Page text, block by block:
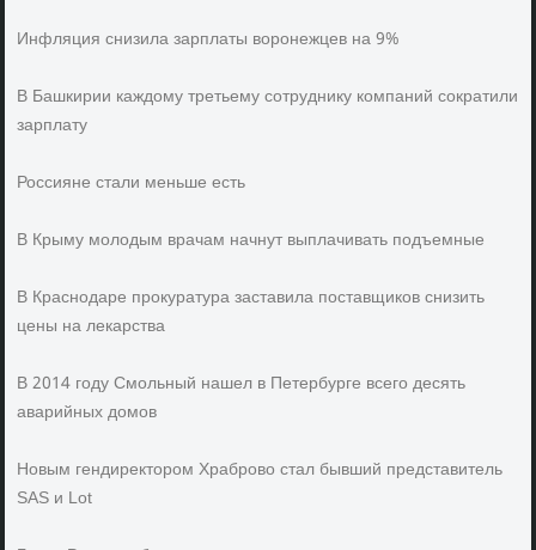
Инфляция снизила зарплаты воронежцев на 9%
В Башкирии каждому третьему сотруднику компаний сократили
зарплату
Россияне стали меньше есть
В Крыму молодым врачам начнут выплачивать подъемные
В Краснодаре прокуратура заставила поставщиков снизить
цены на лекарства
В 2014 году Смольный нашел в Петербурге всего десять
аварийных домов
Новым гендиректором Храброво стал бывший представитель
SAS и Lot